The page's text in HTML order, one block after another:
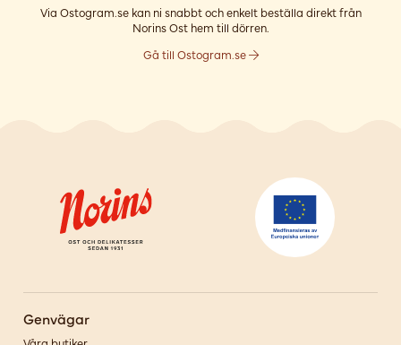
Via Ostogram.se kan ni snabbt och enkelt beställa direkt från
Norins Ost hem till dörren.
Gå till Ostogram.se
Genvägar